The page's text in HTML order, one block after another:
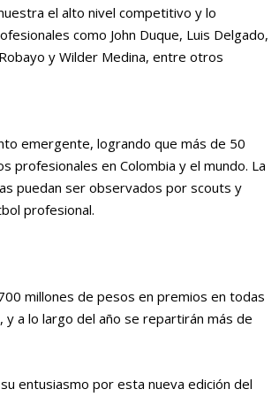
el alto nivel competitivo y lo
como John Duque, Luis Delgado,
y Wilder Medina, entre otros
emergente, logrando que más de 50
profesionales en Colombia y el mundo. La
puedan ser observados por scouts y
profesional.
millones de pesos en premios en todas
a lo largo del año se repartirán más de
entusiasmo por esta nueva edición del